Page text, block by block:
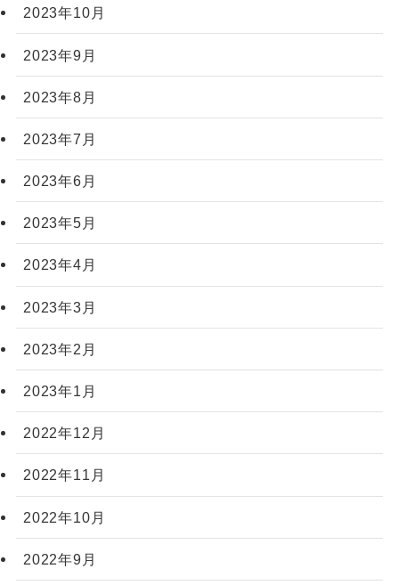
2023年10月
2023年9月
2023年8月
2023年7月
2023年6月
2023年5月
2023年4月
2023年3月
2023年2月
2023年1月
2022年12月
2022年11月
2022年10月
2022年9月